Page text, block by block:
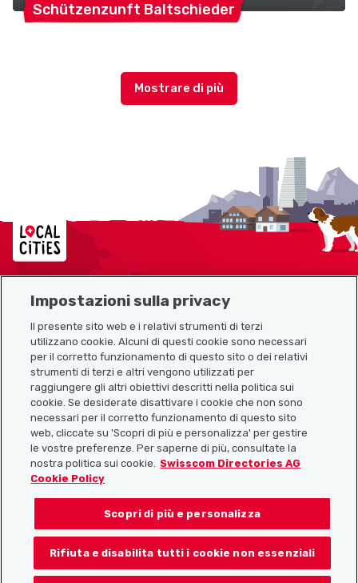
Schützenzunft Baltschieder
Localcities
Link utili
Scarica l’app Localcities
Seguiteci su:
Impostazioni sulla privacy
Il presente sito web e i relativi strumenti di terzi
utilizzano cookie. Alcuni di questi cookie sono necessari
per il corretto funzionamento di questo sito o dei relativi
strumenti di terzi e altri vengono utilizzati per
raggiungere gli altri obiettivi descritti nella politica sui
cookie. Se desiderate disattivare i cookie che non sono
necessari per il corretto funzionamento di questo sito
web, cliccate su 'Scopri di più e personalizza' per gestire
le vostre preferenze. Per saperne di più, consultate la
nostra politica sui cookie.
Swisscom Directories AG
Cookie Policy
Scopri di più e personalizza
Rifiuta e disabilita tutti i cookie non essenziali